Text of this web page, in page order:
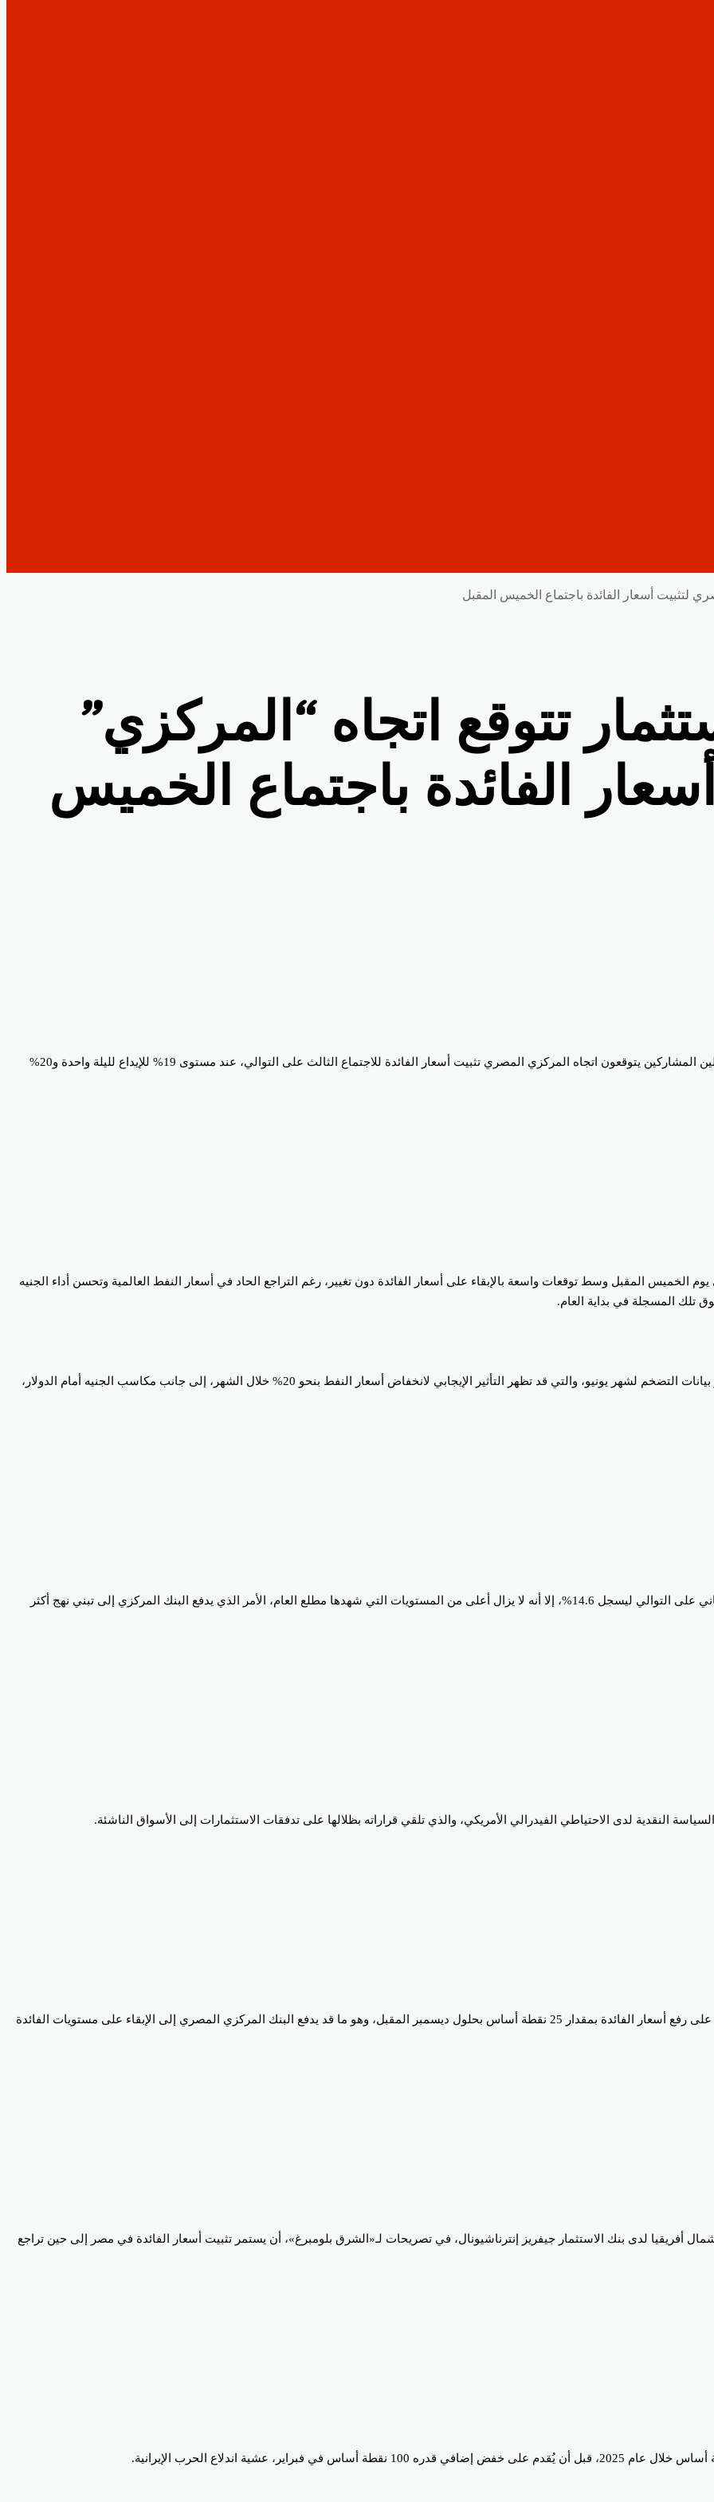
لتثبيت أسعار الفائدة باجتماع الخميس المقبل
تتوقع اتجاه “المركزي”
الفائدة باجتماع الخميس
أظهر استطلاع أجرته وكالة “الشرق بلومبرج” اليوم الأحد، أن جميع المحللين المشاركين يتوقعون اتجاه المركزي المصري تثبيت أسعار الفائدة للاجتماع الثالث على التوالي، عند مستوى 19% للإيداع لليلة واحدة و20%
الخميس المقبل وسط توقعات واسعة بالإبقاء على أسعار الفائدة دون تغيير، رغم التراجع الحاد في أسعار النفط العالمية وتحسن أداء الجنيه
تلك المسجلة في بداية العام.
وتأتي أهمية اجتماع لجنة السياسة النقدية هذه المرة من تزامنه مع صدور بيانات التضخم لشهر يونيو، والتي قد تظهر التأثير الإيجابي لانخفاض أسعار النفط بنحو 20% خلال الشهر، إلى جانب مكاسب الجنيه أمام الدولار،
وكان معدل التضخم السنوي في مصر قد تراجع خلال شهر مايو للشهر الثاني على التوالي ليسجل 14.6%، إلا أنه لا يزال أعلى من المستويات التي شهدها مطلع العام، الأمر الذي يدفع البنك المركزي إلى تبني نهج أكثر
النقدية لدى الاحتياطي الفيدرالي الأمريكي، والذي تلقي قراراته بظلالها على تدفقات الاستثمارات إلى الأسواق الناشئة.
ويتوقع المتعاملون في أسواق السندات أن يقدم البنك المركزي الأمريكي على رفع أسعار الفائدة بمقدار 25 نقطة أساس بحلول ديسمبر المقبل، وهو ما قد يدفع البنك المركزي المصري إلى الإبقاء على مستويات الفائدة
أفريقيا لدى بنك الاستثمار جيفريز إنترناشيونال، في تصريحات لـ«الشرق بلومبرغ»، أن يستمر تثبيت أسعار الفائدة في مصر إلى حين تراجع